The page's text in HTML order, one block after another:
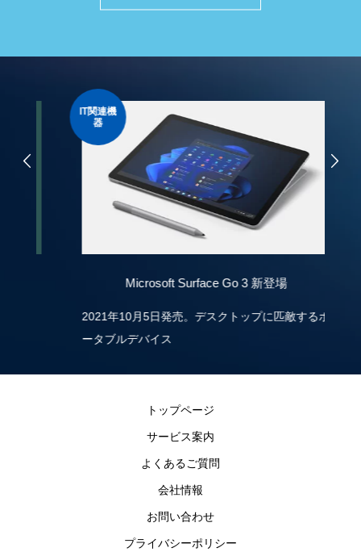
IT関連機
Microsoft Surface Go 3 新登場
2021年10月5日発売。デスクトップに匹敵するポ
ータブルデバイス
トップページ
サービス案内
よくあるご質問
会社情報
お問い合わせ
プライバシーポリシー